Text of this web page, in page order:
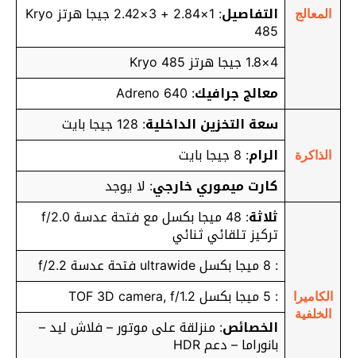
المعالج
التفاصيل
: 1×2.84 + 3×2.42 جيجا هرتز Kryo
485
4×1.8 جيجا هرتز Kryo 485
معالج جرافيك: Adreno 640
الذاكرة
سعة التخزين الداخلية: 128 جيجا بايت
الرام: 8 جيجا بايت
كارت ميموري خارجي: لا يوجد
الكاميرا
الخلفية
ثلاثة : 48 ميجا بكسل مع فتحة عدسة f/2.0
تركيز تلقائي ثنائي
: 8 ميجا بكسل ultrawide فتحة عدسة f/2.2
: 5 ميجا بكسل TOF 3D camera, f/1.2
الخصائص: منزلقة على موتور – فلاش ليد –
بانوراما – دعم HDR